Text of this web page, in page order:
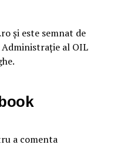
și este semnat de
al OIL
a comenta